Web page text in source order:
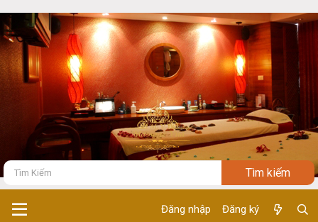
Đăng nhập Đăng ký